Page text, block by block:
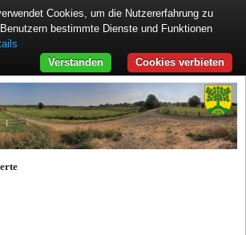
Cookies, um die Nutzererfahrung zu
bestimmte Dienste und Funktionen
Cookies verbieten
Verstanden